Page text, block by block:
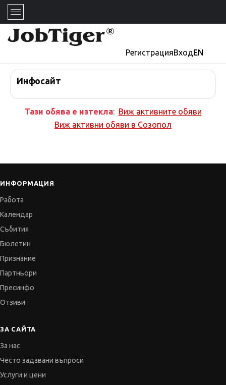
РегистрацияВходEN
Инфосайт
Тази обява е изтекла: Виж активните обяви
Виж активни обяви в Созопол
ИНФОРМАЦИЯ
Работа
Календар
Събития
Бюлетин
Признание
Партньори
Пресинфо
Отзиви
ЗА САЙТА
За нас
Често задавани въпроси
Услуги и цени